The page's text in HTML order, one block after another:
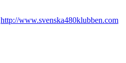
http://www.svenska480klubben.com